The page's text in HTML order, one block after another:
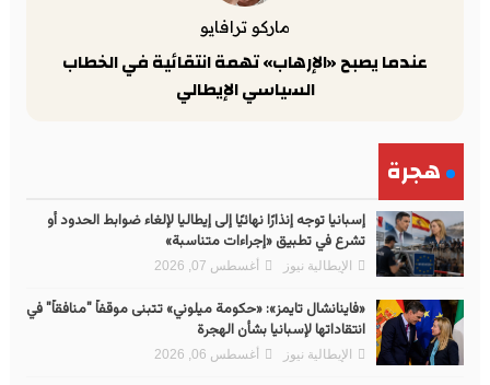
ماركو ترافايو
عندما يصبح «الإرهاب» تهمة انتقائية في الخطاب
السياسي الإيطالي
هجرة
إسبانيا توجه إنذارًا نهائيًا إلى إيطاليا لإلغاء ضوابط الحدود أو
تشرع في تطبيق «إجراءات متناسبة»
الإيطالية نيوز أغسطس 07, 2026
«فاينانشال تايمز»: «حكومة ميلوني» تتبنى موقفاً "منافقاً" في
انتقاداتها لإسبانيا بشأن الهجرة
الإيطالية نيوز أغسطس 06, 2026